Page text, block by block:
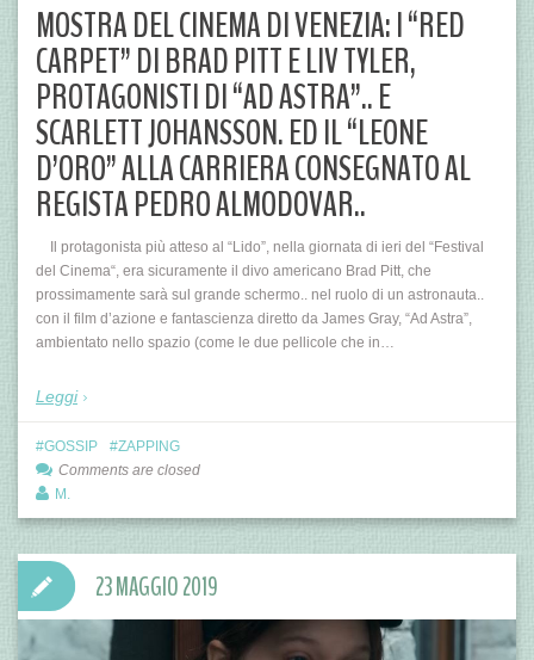
MOSTRA DEL CINEMA DI VENEZIA: I “RED
CARPET” DI BRAD PITT E LIV TYLER,
PROTAGONISTI DI “AD ASTRA”.. E
SCARLETT JOHANSSON. ED IL “LEONE
D’ORO” ALLA CARRIERA CONSEGNATO AL
REGISTA PEDRO ALMODOVAR..
Il protagonista più atteso al “Lido”, nella giornata di ieri del “Festival
del Cinema“, era sicuramente il divo americano Brad Pitt, che
prossimamente sarà sul grande schermo.. nel ruolo di un astronauta..
con il film d’azione e fantascienza diretto da James Gray, “Ad Astra”,
ambientato nello spazio (come le due pellicole che in…
Leggi
GOSSIP
ZAPPING
Comments are closed
M.
23 MAGGIO 2019